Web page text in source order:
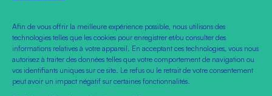
Afin de vous offrir la meilleure expérience possible, nous utilisons des
technologies telles que les cookies pour enregistrer et/ou consulter des
informations relatives à votre appareil. En acceptant ces technologies, vous nous
autorisez à traiter des données telles que votre comportement de navigation ou
vos identifiants uniques sur ce site. Le refus ou le retrait de votre consentement
peut avoir un impact négatif sur certaines fonctionnalités.
Le Monde Télécharger